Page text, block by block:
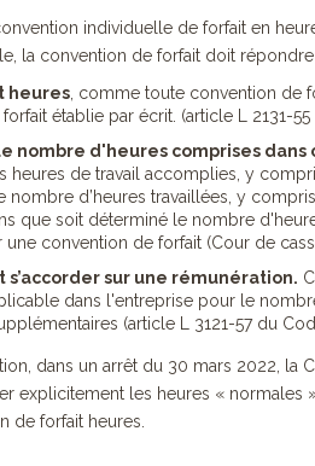
individuelle de forfait en
la convention de forfait doit
heures , comme toute convention de
établie par écrit. (article L 2131-
nombre d'heures comprises
heures de travail accomplies, y
d’heures travaillées, y
que soit déterminé le nombre
convention de forfait (Cour de
s’accorder sur une rémunération.
dans l'entreprise pour le
(article L 3121-57 du
dans un arrêt du 30 mars 2022,
explicitement les heures «
de forfait heures.